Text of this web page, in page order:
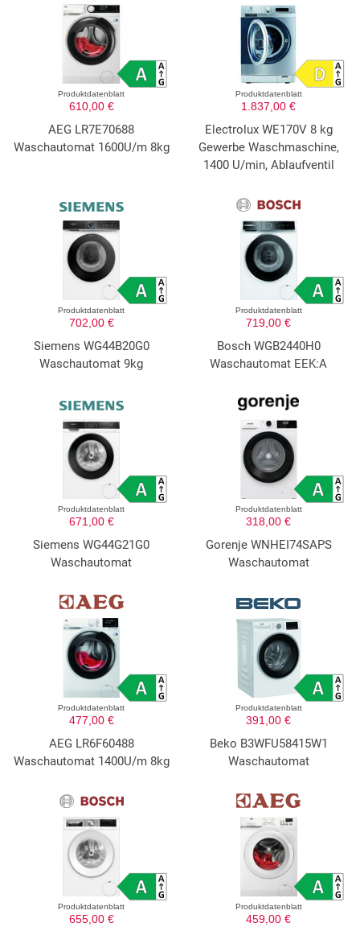
Produktdatenblatt
610,00 €
AEG LR7E70688
Waschautomat 1600U/m 8kg
Produktdatenblatt
1.837,00 €
Electrolux WE170V 8 kg
Gewerbe Waschmaschine,
1400 U/min, Ablaufventil
Produktdatenblatt
702,00 €
Siemens WG44B20G0
Waschautomat 9kg
Produktdatenblatt
719,00 €
Bosch WGB2440H0
Waschautomat EEK:A
Produktdatenblatt
671,00 €
Siemens WG44G21G0
Waschautomat
Produktdatenblatt
318,00 €
Gorenje WNHEI74SAPS
Waschautomat
Produktdatenblatt
477,00 €
AEG LR6F60488
Waschautomat 1400U/m 8kg
Produktdatenblatt
391,00 €
Beko B3WFU58415W1
Waschautomat
Produktdatenblatt
655,00 €
Produktdatenblatt
459,00 €